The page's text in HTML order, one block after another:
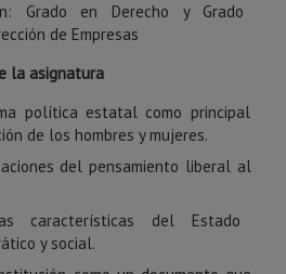
Grado en Derecho y Grado
de Empresas
la asignatura
política estatal como principal
de los hombres y mujeres.
del pensamiento liberal al
características del Estado
y social.